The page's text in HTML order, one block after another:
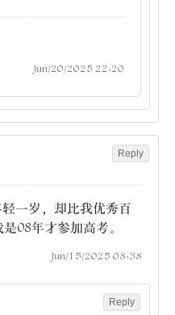
Jun/20/2025 22:20
Reply
一岁，却比我优秀百
08年才参加高考。
Jun/15/2025 08:38
Reply